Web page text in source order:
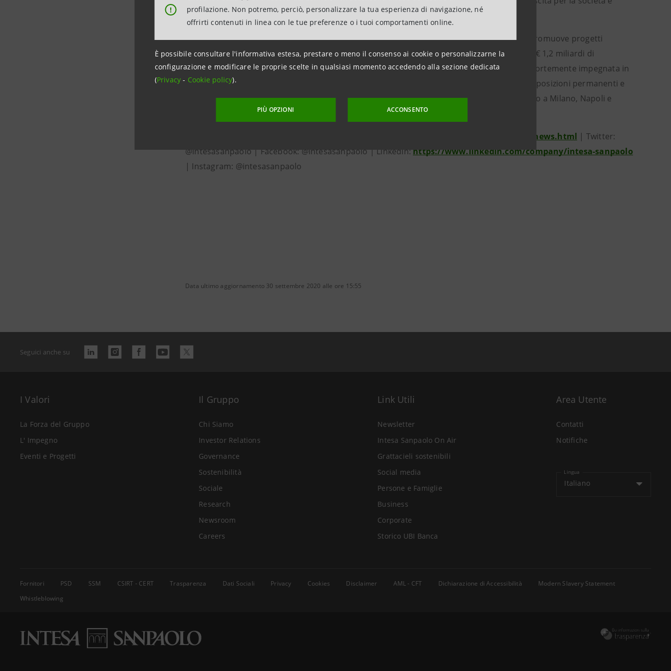
!
profilazione. Non potremo, perciò, personalizzare la tua esperienza di navigazione, né
offrirti contenuti in linea con le tue preferenze o i tuoi comportamenti online.
È possibile consultare l'informativa estesa, prestare o meno il consenso ai cookie o personalizzarne la
configurazione e modificare le proprie scelte in qualsiasi momento accedendo alla sezione dedicata
(Privacy- Cookie policy).
PIÙ OPZIONI ACCONSENTO
l'economia.
In campo ambientale, ha creato un fondo di € 5 miliardi destinato all'economia circolare. Promuove progetti
rilevanti di inclusione economica e riduzione della povertà, tra cui un fondo di impatto per € 1,2 miliardi di
finanziamenti a categorie di soggetti con difficoltà di accesso al credito. Intesa Sanpaolo è fortemente impegnata in
attività culturali proprie e in collaborazione con altri soggetti in Italia e all'estero, incluse esposizioni permanenti e
temporanee del suo vasto patrimonio artistico presso le Gallerie d'Italia, i musei del Gruppo a Milano, Napoli e
Vicenza e prossimamente a Torino.
https://www.intesasanpaolo.com/it/news.html | Twitter:
@intesasanpaolo | Facebook: @intesasanpaolo | LinkedIn:https://www.linkedin.com/company/intesa-sanpaolo
| Instagram: @intesasanpaolo
Data ultimo aggiornamento 30 settembre 2020 alle ore 15:55
Seguici anche su
I Valori
La Forza del Gruppo
L' Impegno
Eventi e Progetti
Il Gruppo
Chi Siamo
Investor Relations
Governance
Sostenibilità
Sociale
Research
Newsroom
Careers
Link Utili
Newsletter
Intesa Sanpaolo On Air
Grattacieli sostenibili
Social media
Persone e Famiglie
Business
Corporate
Storico UBI Banca
Area Utente
Contatti
Notifiche
Lingua
Italiano
Fornitori PSD SSM CSIRT - CERT Trasparenza Dati Sociali Privacy Cookies Disclaimer AML - CFT Dichiarazione di Accessibilità
Modern Slavery Statement
Whistleblowing